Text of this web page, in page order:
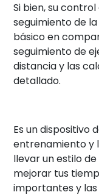
Si bien, su
seguimiento de
básico en
seguimiento de
distancia y las
detallado.
Es un dispositivo
entrenamiento y
llevar un estilo
mejorar tus
importantes y